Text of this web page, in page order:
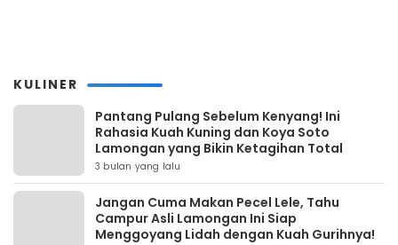
KULINER
Pantang Pulang Sebelum Kenyang! Ini
Rahasia Kuah Kuning dan Koya Soto
Lamongan yang Bikin Ketagihan Total
3 bulan yang lalu
Jangan Cuma Makan Pecel Lele, Tahu
Campur Asli Lamongan Ini Siap
Menggoyang Lidah dengan Kuah Gurihnya!